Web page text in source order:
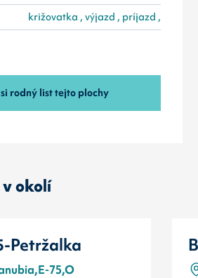
križovatka , výjazd , príjazd ,
rodný list tejto plochy
okolí
Petržalka
75,O